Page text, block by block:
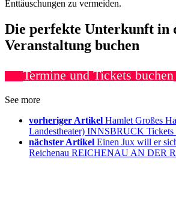
Enttäuschungen zu vermeiden.
Die perfekte Unterkunft in
Veranstaltung buchen
Termine und Tickets buchen
See more
vorheriger Artikel Hamlet Großes
Landestheater) INNSBRUCK Tickets
nächster Artikel Einen Jux will er
Reichenau REICHENAU AN DER